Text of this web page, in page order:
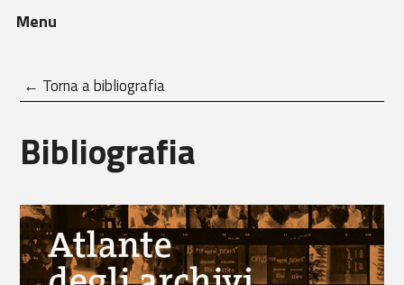
Menu
← Torna a bibliografia
Bibliografia